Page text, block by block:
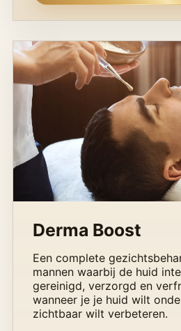
Derma Boost
Een complete
mannen waarbij de huid
gereinigd, verzorgd en
wanneer je je huid wilt
zichtbaar wilt verbeteren.